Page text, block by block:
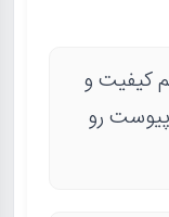
کیفیت و
رو